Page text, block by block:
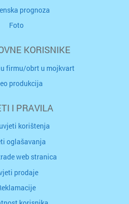
prognoza
Foto
KORISNIKE
firmu/obrt u mojkvart
produkcija
I PRAVILA
korištenja
oglašavanja
web stranica
prodaje